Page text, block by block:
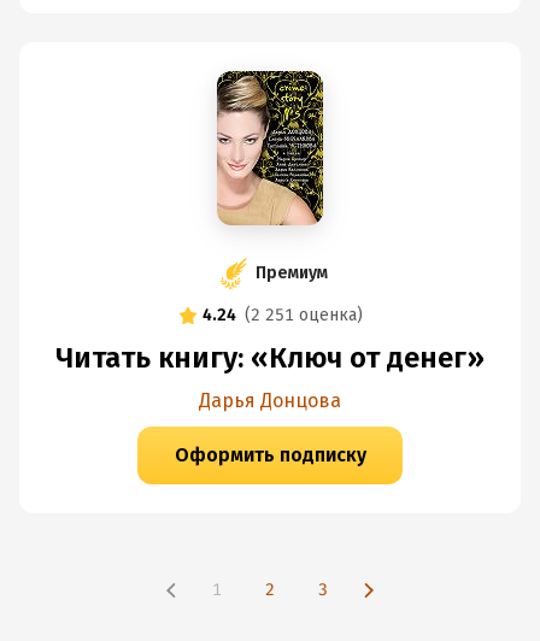
Премиум
4.24 (2 251 оценка)
Читать книгу: «Ключ от денег»
Дарья Донцова
Оформить подписку
1 2 3